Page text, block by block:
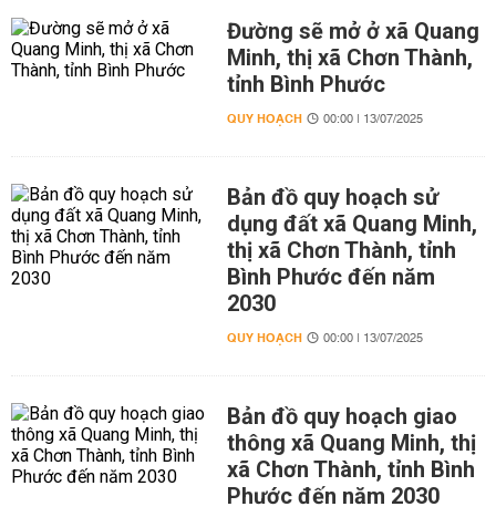
Đường sẽ mở ở xã Quang
Minh, thị xã Chơn Thành,
tỉnh Bình Phước
QUY HOẠCH 00:00 | 13/07/2025
Bản đồ quy hoạch sử
dụng đất xã Quang Minh,
thị xã Chơn Thành, tỉnh
Bình Phước đến năm
2030
QUY HOẠCH 00:00 | 13/07/2025
Bản đồ quy hoạch giao
thông xã Quang Minh, thị
xã Chơn Thành, tỉnh Bình
Phước đến năm 2030